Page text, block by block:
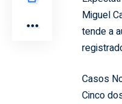
Miguel
tende a
Casos
Cinco